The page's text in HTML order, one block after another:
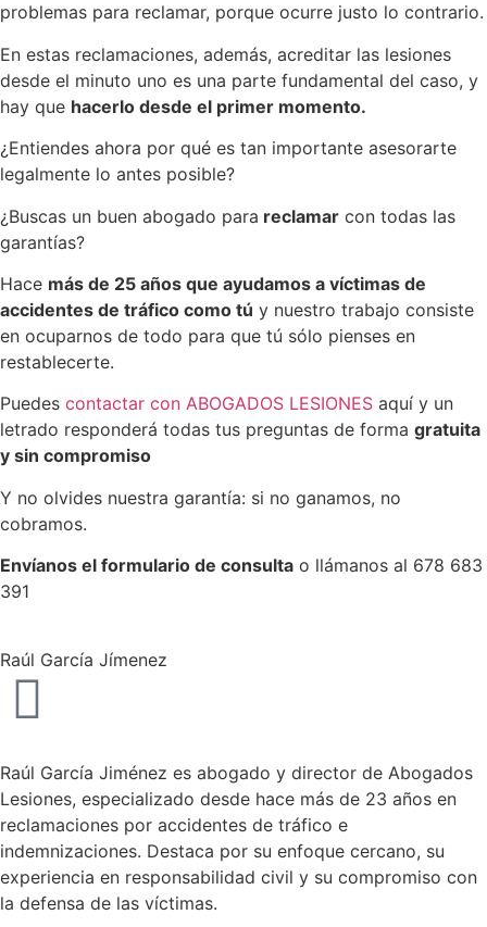
problemas para reclamar, porque ocurre justo lo contrario.
En estas reclamaciones, además, acreditar las lesiones
desde el minuto uno es una parte fundamental del caso, y
hay que hacerlo desde el primer momento.
¿Entiendes ahora por qué es tan importante asesorarte
legalmente lo antes posible?
¿Buscas un buen abogado para reclamar con todas las
garantías?
Hace más de 25 años que ayudamos a víctimas de
accidentes de tráfico como tú y nuestro trabajo consiste
en ocuparnos de todo para que tú sólo pienses en
restablecerte.
Puedes contactar con ABOGADOS LESIONES aquí y un
letrado responderá todas tus preguntas de forma gratuita
y sin compromiso
Y no olvides nuestra garantía: si no ganamos, no
cobramos.
Envíanos el formulario de consulta o llámanos al 678 683
391
Raúl García Jímenez
Raúl García Jiménez es abogado y director de Abogados
Lesiones, especializado desde hace más de 23 años en
reclamaciones por accidentes de tráfico e
indemnizaciones. Destaca por su enfoque cercano, su
experiencia en responsabilidad civil y su compromiso con
la defensa de las víctimas.